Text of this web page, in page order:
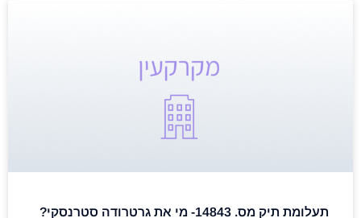
תעלומת תיק מס. 14843- מי את גרטרודה סטרנסקי?